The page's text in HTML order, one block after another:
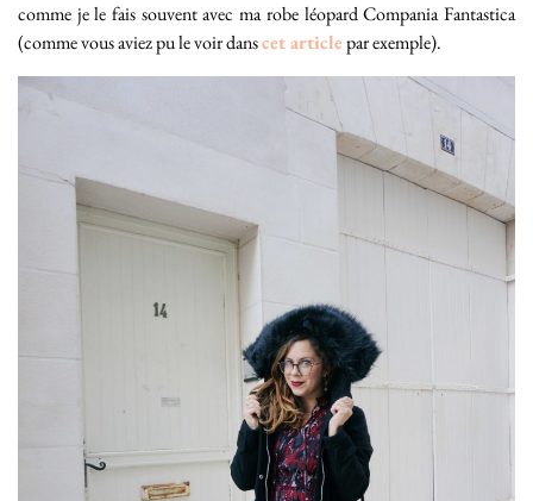
comme je le fais souvent avec ma robe léopard Compania Fantastica
(comme vous aviez pu le voir danscet articlepar exemple).